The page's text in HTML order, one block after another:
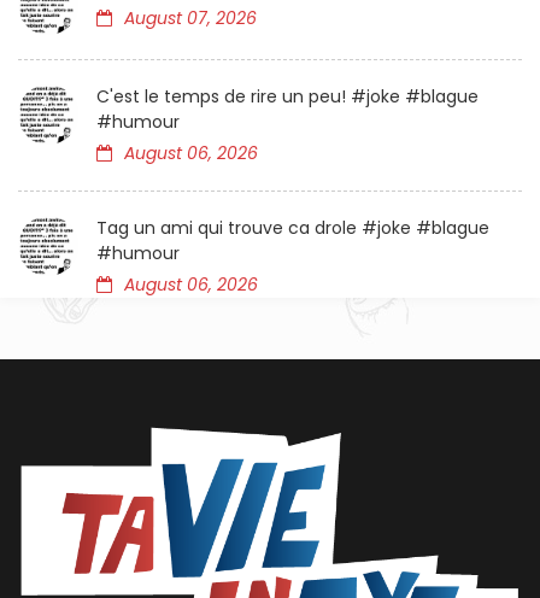
August 07, 2026
C'est le temps de rire un peu! #joke #blague
#humour
August 06, 2026
Tag un ami qui trouve ca drole #joke #blague
#humour
August 06, 2026